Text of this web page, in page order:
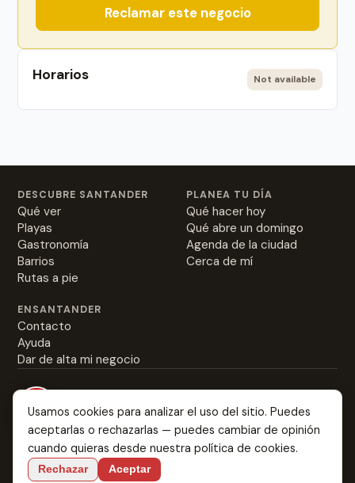
Reclamar este negocio
Horarios Not available
DESCUBRE SANTANDER
Qué ver
Playas
Gastronomía
Barrios
Rutas a pie
PLANEA TU DÍA
Qué hacer hoy
Qué abre un domingo
Agenda de la ciudad
Cerca de mí
ENSANTANDER
Contacto
Ayuda
Dar de alta mi negocio
Everything about Santander: from the best rabas to
where you might fall in love.
Language:
Usamos cookies para analizar el uso del sitio. Puedes
aceptarlas o rechazarlas — puedes cambiar de opinión
cuando quieras desde nuestra política de cookies.
Rechazar Aceptar